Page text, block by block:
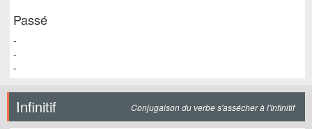
Passé
-
-
-
Infinitif Conjugaison du verbe s'assécher à l'Infinitif